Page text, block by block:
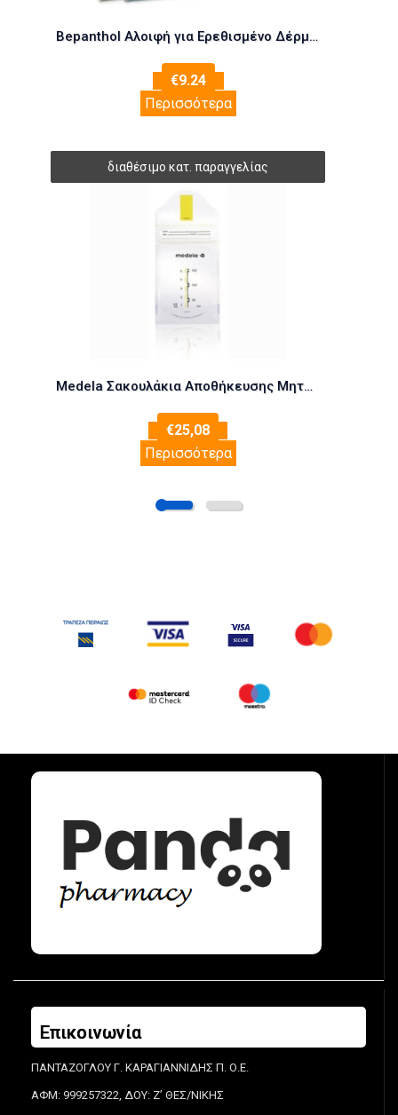
Bepanthol Αλοιφή για Ερεθισμένο Δέρμα 100gr BEPANTHOL PROTECTIVE BALM IRRITATION 100GR
€9.24
Περισσότερα
Medela Σακουλάκια Αποθήκευσης Μητρικού Γάλακτος (20τεμαχια)
€25,08
Περισσότερα
Επικοινωνία
ΠΑΝΤΑΖΟΓΛΟΥ Γ. ΚΑΡΑΓΙΑΝΝΙΔΗΣ Π. Ο.Ε.
ΑΦΜ: 999257322, ΔΟΥ: Ζ’ ΘΕΣ/ΝΙΚΗΣ